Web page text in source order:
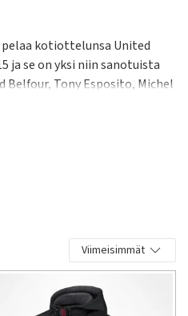
pelaa kotiottelunsa United
ja se on yksi niin sanotuista
Belfour, Tony Esposito, Michel
Viimeisimmät